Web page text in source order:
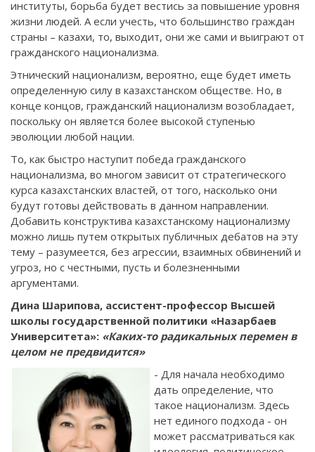
институты, борьба будет вестись за повышение уровня
жизни людей. А если учесть, что большинство граждан
страны – казахи, то, выходит, они же сами и выиграют от
гражданского национализма.
Этнический национализм, вероятно, еще будет иметь
определенную силу в казахстанском обществе. Но, в
конце концов, гражданский национализм возобладает,
поскольку он является более высокой ступенью
эволюции любой нации.
То, как быстро наступит победа гражданского
национализма, во многом зависит от стратегического
курса казахстанских властей, от того, насколько они
будут готовы действовать в данном направлении.
Добавить конструктива казахстанскому национализму
можно лишь путем открытых публичных дебатов на эту
тему – разумеется, без агрессии, взаимных обвинений и
угроз, но с честными, пусть и болезненными
аргументами.
Дина Шарипова, ассистент-профессор Высшей
школы государственной политики «Назарбаев
Университета»: «Каких-то радикальных перемен в
целом не предвидится»
- Для начала необходимо
дать определение, что
такое национализм. Здесь
нет единого подхода - он
может рассматриваться как